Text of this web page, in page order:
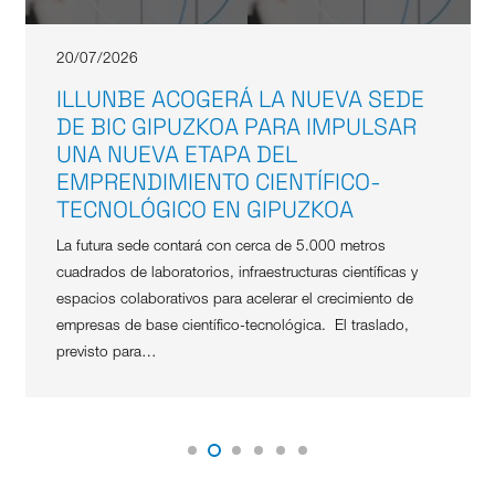
20/07/2026
ILLUNBE ACOGERÁ LA NUEVA SEDE
DE BIC GIPUZKOA PARA IMPULSAR
UNA NUEVA ETAPA DEL
EMPRENDIMIENTO CIENTÍFICO-
TECNOLÓGICO EN GIPUZKOA
La futura sede contará con cerca de 5.000 metros
cuadrados de laboratorios, infraestructuras científicas y
espacios colaborativos para acelerar el crecimiento de
empresas de base científico-tecnológica. El traslado,
previsto para…